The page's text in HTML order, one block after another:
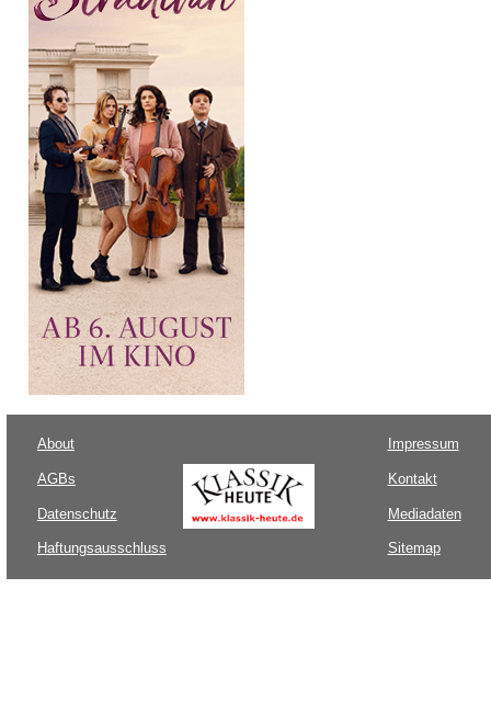
About
AGBs
Datenschutz
Haftungsausschluss
Impressum
Kontakt
Mediadaten
Sitemap